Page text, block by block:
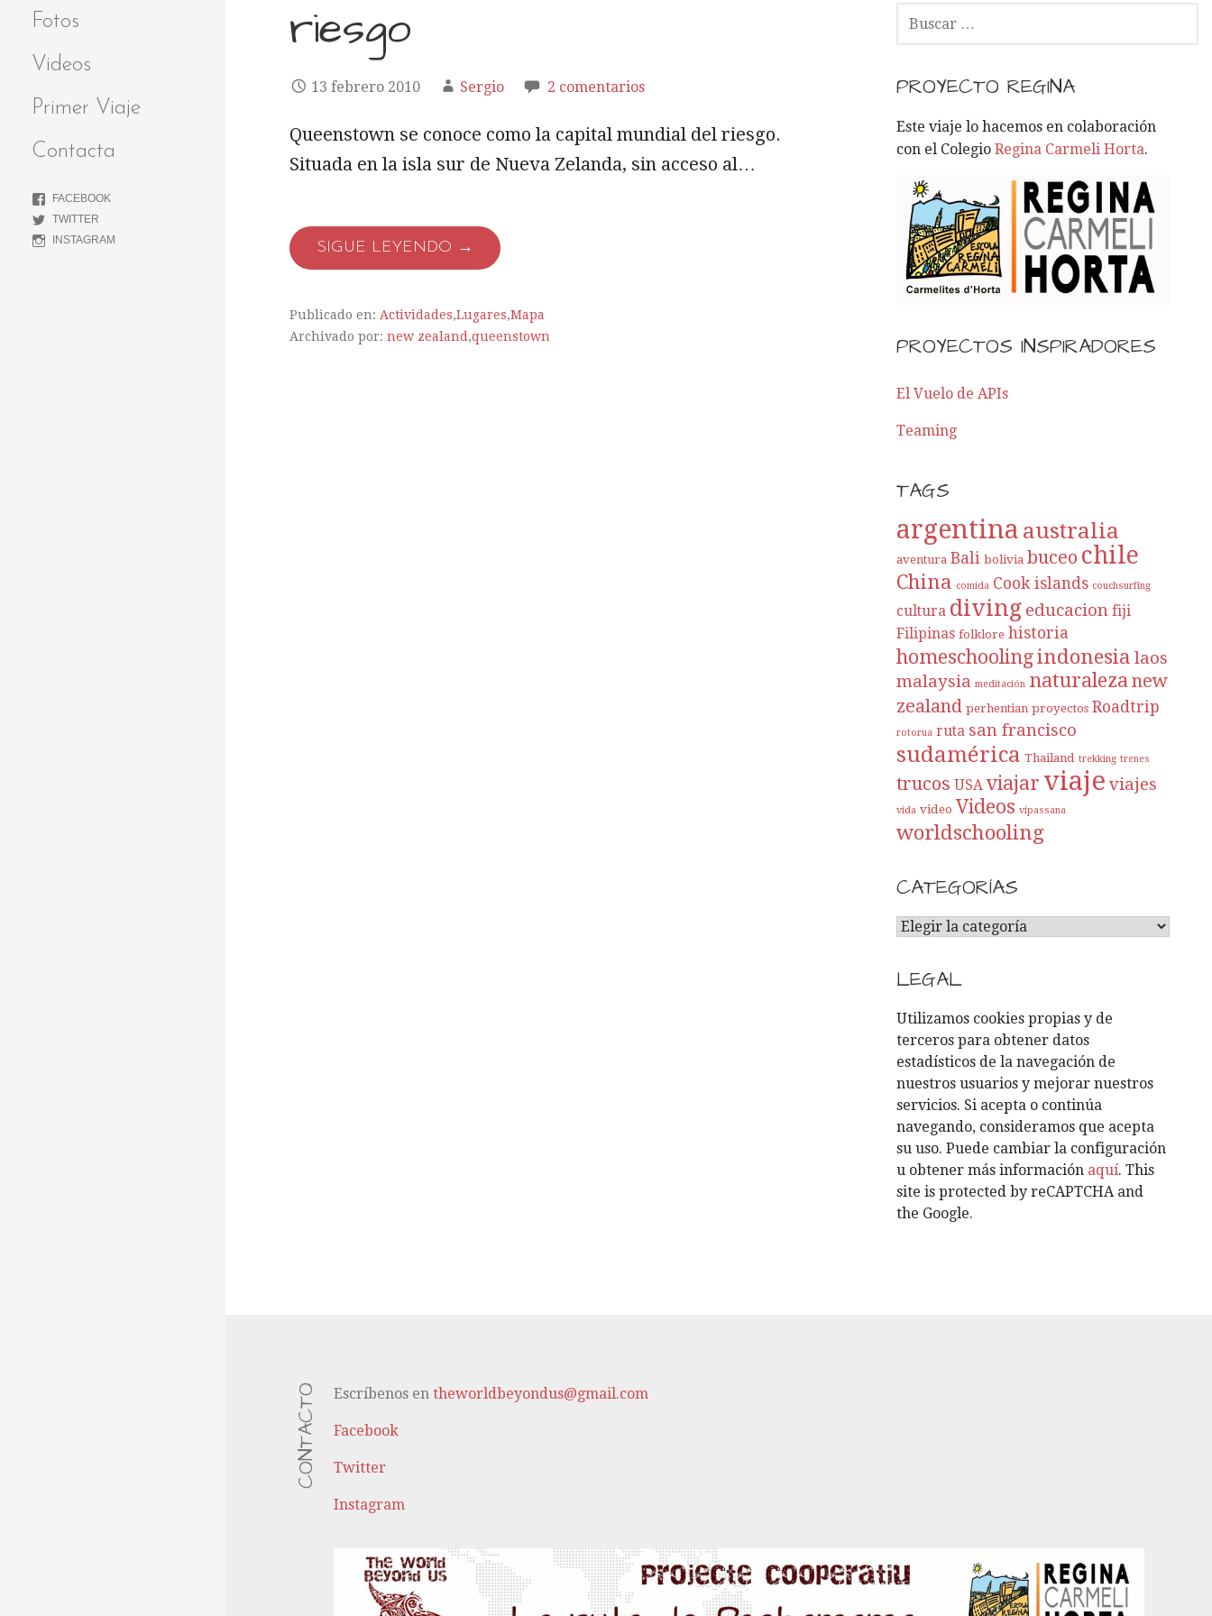
Fotos
Videos
Primer Viaje
Contacta
FACEBOOK
TWITTER
INSTAGRAM
riesgo
13 febrero 2010 Sergio 2 comentarios
Queenstown se conoce como la capital mundial del riesgo.
Situada en la isla sur de Nueva Zelanda, sin acceso al…
SIGUE LEYENDO →
Publicado en: Actividades,Lugares,Mapa
Archivado por: new zealand ,queenstown
C
R
:
PROYECTO REGINA
Este viaje lo hacemos en colaboración
con el ColegioRegina Carmeli Horta.
PROYECTOS INSPIRADORES
El Vuelo de APIs
Teaming
TAGS
argentina australia
aventura Bali bolivia buceo chile
China comida Cook islands couchsurfing
cultura diving educacion fiji
Filipinas folklore historia
homeschoolingindonesia laos
malaysia meditación naturalezanew
zealand perhentian proyectos Roadtrip
rotorua ruta san francisco
sudamérica Thailand trekking trenes
trucos USA viajar viaje viajes
vida video Videos vipassana
worldschooling
CATEGORÍAS
C
T
E
G
O
R
Í
A
S
LEGAL
Utilizamos cookies propias y de
terceros para obtener datos
estadísticos de la navegación de
nuestros usuarios y mejorar nuestros
servicios. Si acepta o continúa
navegando, consideramos que acepta
su uso. Puede cambiar la configuración
u obtener más información aquí. This
site is protected by reCAPTCHA and
the Google.
CONTACTO Escríbenos entheworldbeyondus@gmail.com
Facebook
Twitter
Instagram